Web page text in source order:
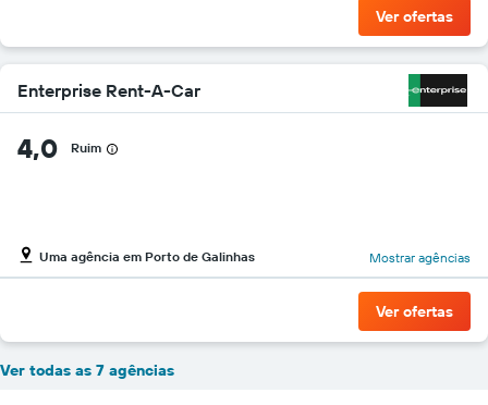
Ver ofertas
Enterprise Rent-A-Car
4,0 Ruim
Uma agência em Porto de Galinhas Mostrar agências
Ver ofertas
Ver todas as 7 agências